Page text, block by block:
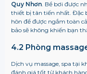
Quy Nhơn. Bể bơi được
thiết bị tân tiến nhất. Đặc
hôn để được ngắm toàn
bảo sẽ không khiến bạn
4.2 Phòng
Dịch vụ massage, spa tại
đánh giá tốt từ khách